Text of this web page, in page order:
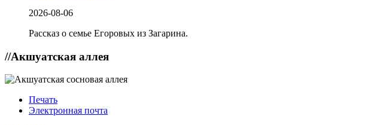
2026-08-06
Рассказ о семье Егоровых из Загарина.
//Акшуатская аллея
Печать
Электронная почта